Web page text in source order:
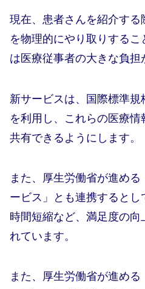
現在、患者さんを紹介す
を物理的にやり取りする
は医療従事者の大きな負担
新サービスは、国際標準規
を利用し、これらの医療
共有できるようにします。
また、厚生労働省が進め
ービス」とも連携すると
時間短縮など、満足度の向
れています。
また、厚生労働省が進め